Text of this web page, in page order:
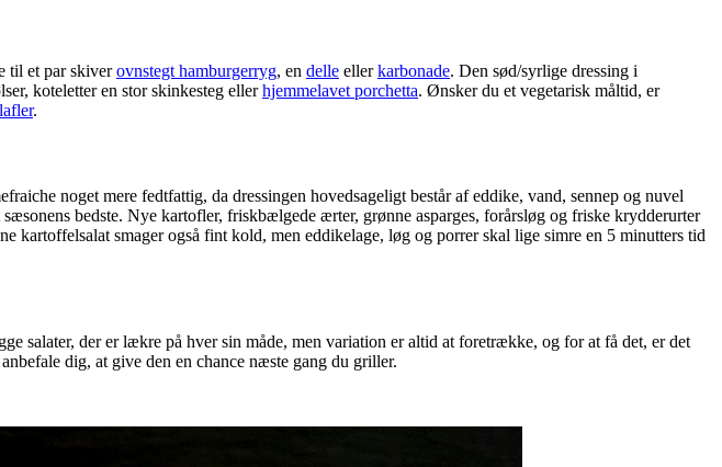
til et par skiverovnstegt hamburgerryg, en delle ellerkarbonade. Den sød/syrlige dressing i
koteletter en stor skinkesteg ellerhjemmelavet porchetta. Ønsker du et vegetarisk måltid, er
.
noget mere fedtfattig, da dressingen hovedsageligt består af eddike, vand, sennep og nuvel
bedste. Nye kartofler, friskbælgede ærter, grønne asparges, forårsløg og friske krydderurter
smager også fint kold, men eddikelage, løg og porrer skal lige simre en 5 minutters tid
salater, der er lækre på hver sin måde, men variation er altid at foretrække, og for at få det, er det
dig, at give den en chance næste gang du griller.